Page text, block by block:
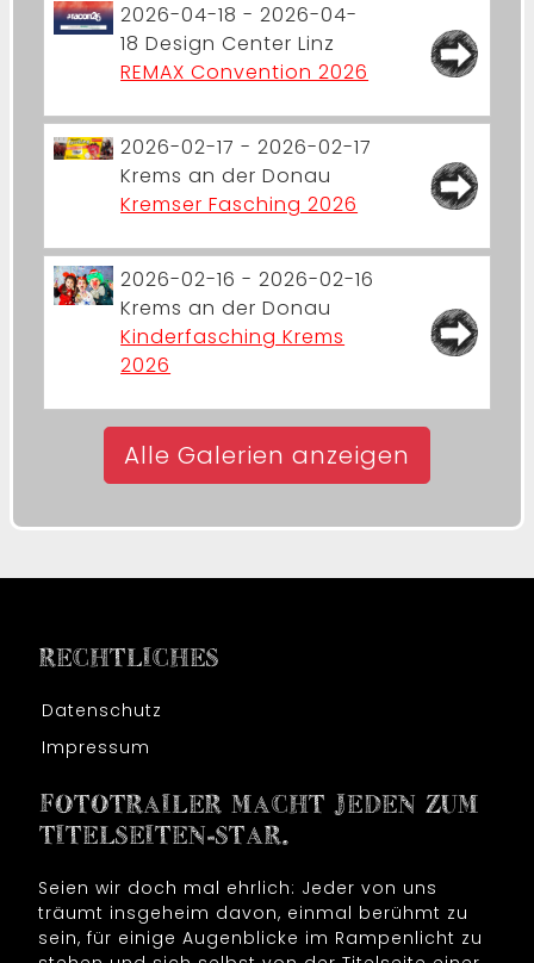
2026-04-18 - 2026-04-
18 Design Center Linz
REMAX Convention 2026
2026-02-17 - 2026-02-17
Krems an der Donau
Kremser Fasching 2026
2026-02-16 - 2026-02-16
Krems an der Donau
Kinderfasching Krems
2026
Alle Galerien anzeigen
RECHTLICHES
Datenschutz
Impressum
FOTOTRAILER MACHT JEDEN ZUM
TITELSEITEN-STAR.
Seien wir doch mal ehrlich: Jeder von uns
träumt insgeheim davon, einmal berühmt zu
sein, für einige Augenblicke im Rampenlicht zu